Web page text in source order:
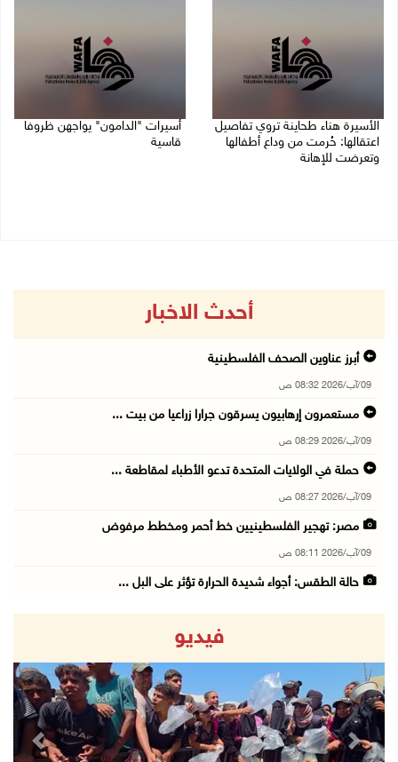
الأسيرة هناء طحاينة تروي تفاصيل
اعتقالها: حُرمت من وداع أطفالها
وتعرضت للإهانة
أسيرات "الدامون" يواجهن ظروفا
قاسية
أحدث الاخبار
أبرز عناوين الصحف الفلسطينية
09/آب/2026 08:32 ص
مستعمرون إرهابيون يسرقون جرارا زراعيا من بيت ...
09/آب/2026 08:29 ص
حملة في الولايات المتحدة تدعو الأطباء لمقاطعة ...
09/آب/2026 08:27 ص
مصر: تهجير الفلسطينيين خط أحمر ومخطط مرفوض
09/آب/2026 08:11 ص
حالة الطقس: أجواء شديدة الحرارة تؤثر على البل ...
تواصل انتهاكات الاحتلال والمستعمرين: إصابات و ...
08/آب/2026 11:56 م
إصابات بالاختناق في مخيم الدهيشة والاحتلال يق ...
08/آب/2026 11:05 م
قوات الاحتلال تقتحم مدينة البيرة
فيديو
Next